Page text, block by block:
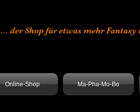
... der Shop für etwas mehr Fantasy
Online-Shop Ma-Pha-Mo-Bo